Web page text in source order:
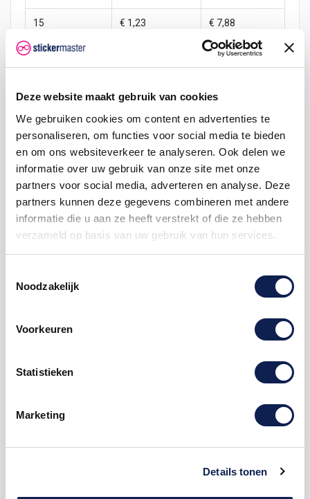
Deze website maakt gebruik van cookies
We gebruiken cookies om content en advertenties te
personaliseren, om functies voor social media te bieden
en om ons websiteverkeer te analyseren. Ook delen we
informatie over uw gebruik van onze site met onze
partners voor social media, adverteren en analyse. Deze
partners kunnen deze gegevens combineren met andere
informatie die u aan ze heeft verstrekt of die ze hebben
verzameld op basis van uw gebruik van hun services.
Noodzakelijk
Voorkeuren
Statistieken
Marketing
Details tonen
15 € 1,23 € 7,88
25 € 15,31
200 € 0,88 € 175,00
500 € 0,70 € 525,00
750
Bruin
5cm tot een hoogte van 80cm, de dikte van de letter
houtsoort, maar is niet geschikt voor buitengebruik.